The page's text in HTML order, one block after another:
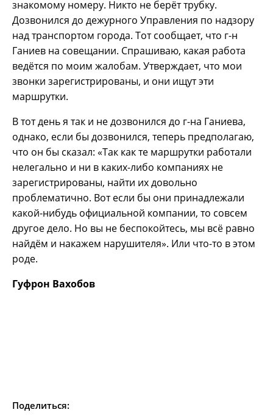
знакомому номеру. Никто не берёт трубку.
Дозвонился до дежурного Управления по надзору
над транспортом города. Тот сообщает, что г-н
Ганиев на совещании. Спрашиваю, какая работа
ведётся по моим жалобам. Утверждает, что мои
звонки зарегистрированы, и они ищут эти
маршрутки.
В тот день я так и не дозвонился до г-на Ганиева,
однако, если бы дозвонился, теперь предполагаю,
что он бы сказал: «Так как те маршрутки работали
нелегально и ни в каких-либо компаниях не
зарегистрированы, найти их довольно
проблематично. Вот если бы они принадлежали
какой-нибудь официальной компании, то совсем
другое дело. Но вы не беспокойтесь, мы всё равно
найдём и накажем нарушителя». Или что-то в этом
роде.
Гуфрон Вахобов
Поделиться: